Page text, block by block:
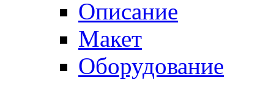
Описание
Макет
Оборудование